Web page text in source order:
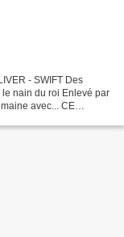
- SWIFT Des
nain du roi Enlevé par
avec... CE